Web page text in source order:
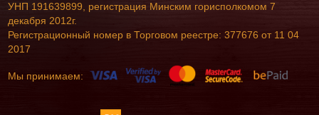
УНП 191639899, регистрация Минским горисполкомом 7
декабря 2012г.
Регистрационный номер в Торговом реестре: 377676 от 11 04
2017
Мы принимаем: